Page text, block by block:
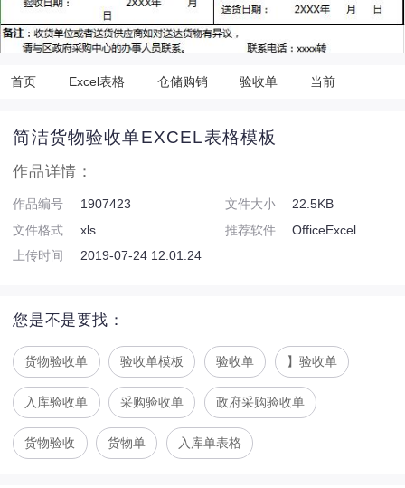
首页 Excel表格 仓储购销 验收单 当前
简洁货物验收单EXCEL表格模板
作品详情：
作品编号 1907423 文件大小
22.5KB
文件格式
xls 推荐软件
OfficeExcel
上传时间
2019-07-24 12:01:24
您是不是要找：
货物验收单 验收单模板 验收单 】验收单
入库验收单 采购验收单 政府采购验收单
货物验收 货物单 入库单表格